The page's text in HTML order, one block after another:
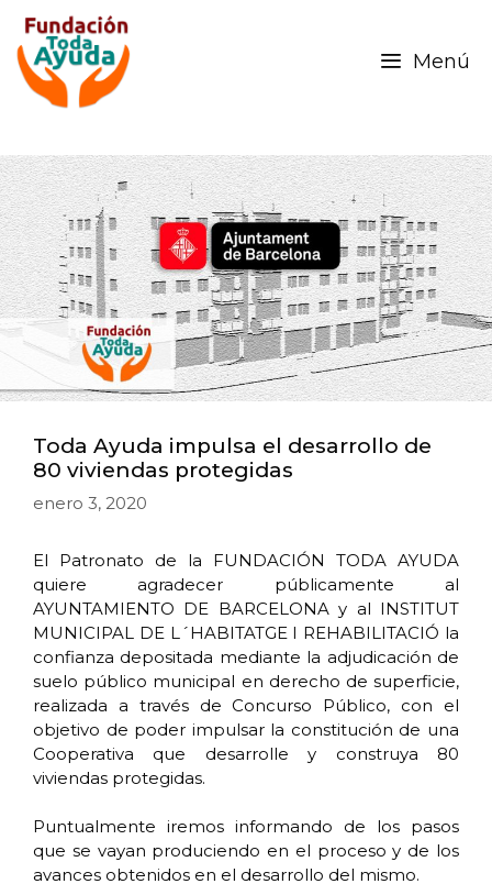
Menú
Toda Ayuda impulsa el desarrollo de
80 viviendas protegidas
enero 3, 2020
El Patronato de la FUNDACIÓN TODA AYUDA
quiere agradecer públicamente al
AYUNTAMIENTO DE BARCELONA y al INSTITUT
MUNICIPAL DE L´HABITATGE I REHABILITACIÓ la
confianza depositada mediante la adjudicación de
suelo público municipal en derecho de superficie,
realizada a través de Concurso Público, con el
objetivo de poder impulsar la constitución de una
Cooperativa que desarrolle y construya 80
viviendas protegidas.
Puntualmente iremos informando de los pasos
que se vayan produciendo en el proceso y de los
avances obtenidos en el desarrollo del mismo.